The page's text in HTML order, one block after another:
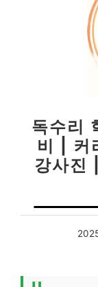
독수리
비 | 커
강사진